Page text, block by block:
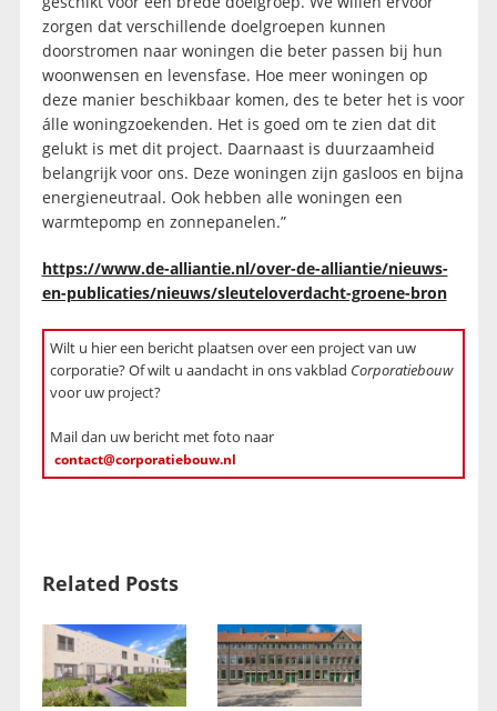
zorgen dat verschillende doelgroepen kunnen
doorstromen naar woningen die beter passen bij hun
woonwensen en levensfase. Hoe meer woningen op
deze manier beschikbaar komen, des te beter het is voor
álle woningzoekenden. Het is goed om te zien dat dit
gelukt is met dit project. Daarnaast is duurzaamheid
belangrijk voor ons. Deze woningen zijn gasloos en bijna
energieneutraal. Ook hebben alle woningen een
warmtepomp en zonnepanelen.”
https://www.de-alliantie.nl/over-de-alliantie/nieuws-
en-publicaties/nieuws/sleuteloverdacht-groene-bron
Wilt u hier een bericht plaatsen over een project van uw
corporatie? Of wilt u aandacht in ons vakblad Corporatiebouw
voor uw project?
Mail dan uw bericht met foto naar
contact@corporatiebouw.nl
Related Posts